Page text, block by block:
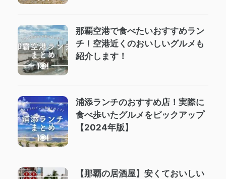
那覇空港で食べたいおすすめラン
チ！空港近くのおいしいグルメも
紹介します！
浦添ランチのおすすめ店！実際に
食べ歩いたグルメをピックアップ
【2024年版】
【那覇の居酒屋】安くておいしい